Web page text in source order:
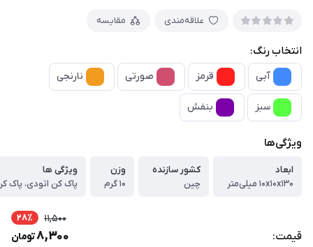
علاقه‌مندی مقایسه
انتخاب رنگ:
آبی قرمز صورتی نارنجی
سبز بنفش
ویژگی‌ها
ابعاد
۱۰x۱۰x۱۳۰ میلی‌متر
کشور سازنده
چین
وزن
۱۰ گرم
ویژگی ها
قیمت:
11,500 28٪
8,300تومان